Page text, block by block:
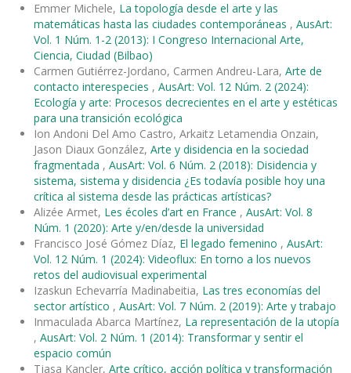
Emmer Michele, La topología desde el arte y las
matemáticas hasta las ciudades contemporáneas , AusArt:
Vol. 1 Núm. 1-2 (2013): I Congreso Internacional Arte,
Ciencia, Ciudad (Bilbao)
Carmen Gutiérrez-Jordano, Carmen Andreu-Lara, Arte de
contacto interespecies , AusArt: Vol. 12 Núm. 2 (2024):
Ecología y arte: Procesos decrecientes en el arte y estéticas
para una transición ecológica
Ion Andoni Del Amo Castro, Arkaitz Letamendia Onzain,
Jason Diaux González, Arte y disidencia en la sociedad
fragmentada , AusArt: Vol. 6 Núm. 2 (2018): Disidencia y
sistema, sistema y disidencia ¿Es todavía posible hoy una
crítica al sistema desde las prácticas artísticas?
Alizée Armet, Les écoles d’art en France , AusArt: Vol. 8
Núm. 1 (2020): Arte y/en/desde la universidad
Francisco José Gómez Díaz, El legado femenino , AusArt:
Vol. 12 Núm. 1 (2024): Videoflux: En torno a los nuevos
retos del audiovisual experimental
Izaskun Echevarría Madinabeitia, Las tres economías del
sector artístico , AusArt: Vol. 7 Núm. 2 (2019): Arte y trabajo
Inmaculada Abarca Martínez, La representación de la utopía
, AusArt: Vol. 2 Núm. 1 (2014): Transformar y sentir el
espacio común
Tjasa Kancler, Arte crítico, acción política y transformación